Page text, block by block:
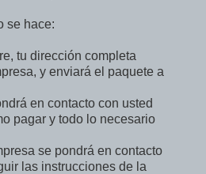
se hace:
tu dirección completa
y enviará el paquete a
en contacto con usted
pagar y todo lo necesario
se pondrá en contacto
las instrucciones de la